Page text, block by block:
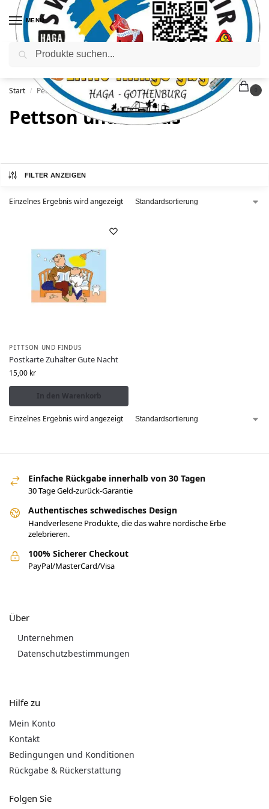
MENÜ
Start / Pettson und Findus
Pettson und Findus
FILTER ANZEIGEN
Einzelnes Ergebnis wird angezeigt
PETTSON UND FINDUS
Postkarte Zuhälter Gute Nacht
15,00 kr
In den Warenkorb
Einzelnes Ergebnis wird angezeigt
Einfache Rückgabe innerhalb von 30 Tagen
30 Tage Geld-zurück-Garantie
Authentisches schwedisches Design
Handverlesene Produkte, die das wahre nordische Erbe
zelebrieren.
100% Sicherer Checkout
PayPal/MasterCard/Visa
Über
Unternehmen
Datenschutzbestimmungen
Hilfe zu
Mein Konto
Kontakt
Bedingungen und Konditionen
Rückgabe & Rückerstattung
Folgen Sie